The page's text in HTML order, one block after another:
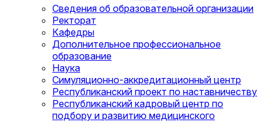
Сведения об образовательной организации
Ректорат
Кафедры
Дополнительное профессиональное
образование
Наука
Симуляционно-аккредитационный центр
Республиканский проект по наставничеству
Республиканский кадровый центр по
подбору и развитию медицинского